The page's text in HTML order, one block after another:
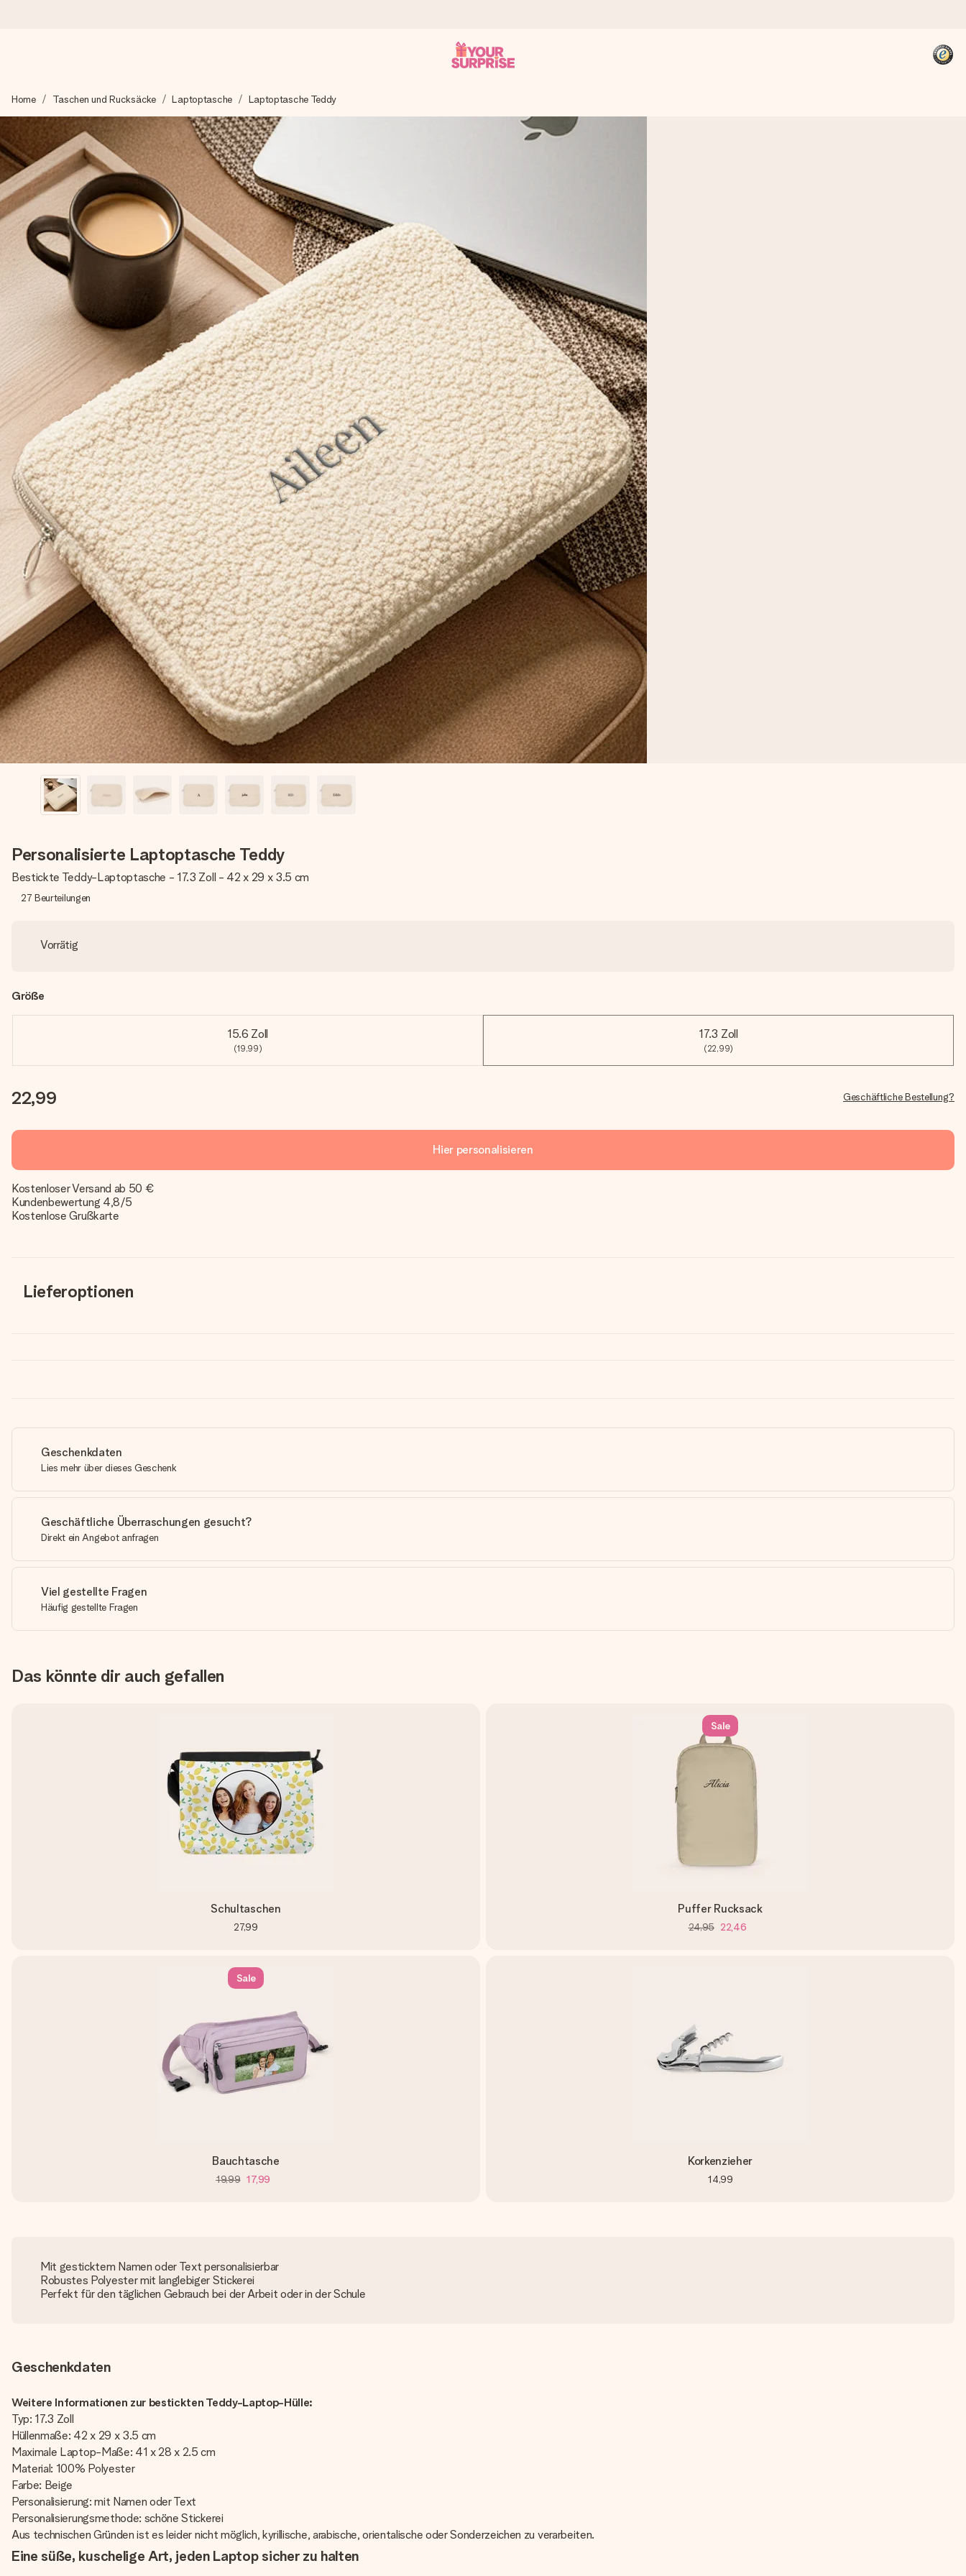
Wir bereiten dein Geschenk sorgfältig vor und schicken es blitzschnell – damit du es genau zum richtigen Zeitpunkt überreichen kannst, wenn es am meisten
zählt.
4,8 (basierend auf +15.000 Bewertungen)
Unsere Geschenke begeistern. Kunden bewerten uns mit 4,8 bei Google Reviews (Gesamtergebnis aller Länder, in die wir versenden).
+49 39292 929695
Montag - Freitag : 8:30 - 17:00 Uhr
Samstag - Sonntag : 8:30 - 13:00 Uhr
Home Taschen und Rucksäcke Laptoptasche Laptoptasche Teddy
Personalisierte Laptoptasche Teddy
Bestickte Teddy-Laptoptasche - 17.3 Zoll - 42 x 29 x 3.5 cm
27 Beurteilungen
Vorrätig
Größe
15.6 Zoll
(19,99)
17.3 Zoll
(22,99)
22,99 Geschäftliche Bestellung?
Hier personalisieren
Kostenloser Versand ab 50 €
Kundenbewertung 4,8/5
Kostenlose Grußkarte
Lieferoptionen
Geschenkdaten
Lies mehr über dieses Geschenk
Geschäftliche Überraschungen gesucht?
Direkt ein Angebot anfragen
Viel gestellte Fragen
Häufig gestellte Fragen
Das könnte dir auch gefallen
Schultaschen
27,99
Sale
Puffer Rucksack
24,95 22,46
Sale
Bauchtasche
19,99 17,99
Korkenzieher
14,99
Mit gesticktem Namen oder Text personalisierbar
Robustes Polyester mit langlebiger Stickerei
Perfekt für den täglichen Gebrauch bei der Arbeit oder in der Schule
Geschenkdaten
Weitere Informationen zur bestickten Teddy-Laptop-Hülle:
Typ: 17.3 Zoll
Hüllenmaße: 42 x 29 x 3.5 cm
Maximale Laptop-Maße: 41 x 28 x 2.5 cm
Material: 100% Polyester
Farbe: Beige
Personalisierung: mit Namen oder Text
Personalisierungsmethode: schöne Stickerei
Aus technischen Gründen ist es leider nicht möglich, kyrillische, arabische, orientalische oder Sonderzeichen zu verarbeiten.
Eine süße, kuschelige Art, jeden Laptop sicher zu halten